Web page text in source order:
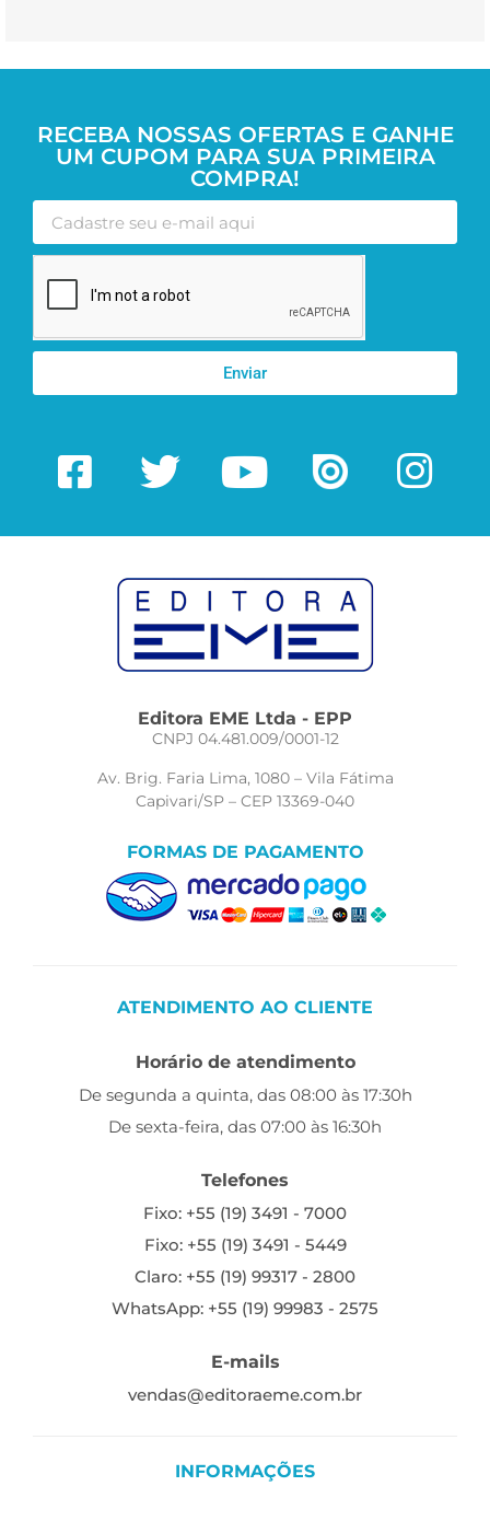
RECEBA NOSSAS OFERTAS E GANHE
UM CUPOM PARA SUA PRIMEIRA
COMPRA!
Enviar
Editora EME Ltda - EPP
CNPJ 04.481.009/0001-12
Av. Brig. Faria Lima, 1080 – Vila Fátima
Capivari/SP – CEP 13369-040
FORMAS DE PAGAMENTO
ATENDIMENTO AO CLIENTE
Horário de atendimento
De segunda a quinta, das 08:00 às 17:30h
De sexta-feira, das 07:00 às 16:30h
Telefones
Fixo: +55 (19) 3491 - 7000
Fixo: +55 (19) 3491 - 5449
Claro: +55 (19) 99317 - 2800
WhatsApp: +55 (19) 99983 - 2575
E-mails
vendas@editoraeme.com.br
INFORMAÇÕES